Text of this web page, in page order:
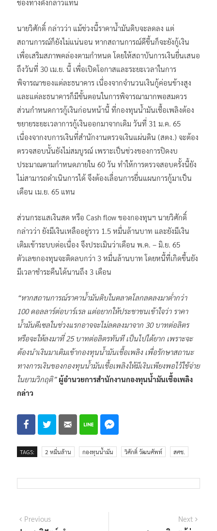
ช่องทางดังกล่าวแทน
นายวิศักดิ์ กล่าวว่า แม้ช่วงนี้ราคาน้ำมันดิบจะลดลง แต่
สถานการณ์ก็ยังไม่แน่นอน หากสถานการณ์ดีขึ้นก็จะยังกู้เงิน
เพื่อเสริมสภาพคล่องตามกำหนด โดยให้สถาบันการเงินยื่นเสนอ
ถึงวันที่ 30 เม.ย. นี้ เพื่อเปิดโอกาสและระยะเวลาในการ
พิจารณาของแต่ละธนาคาร เนื่องจากจำนวนเงินกู้ค่อนข้างสูง
และแต่ละธนาคารก็มีขั้นตอนในการพิจารณามากพอสมควร
ส่วนกำหนดการกู้เงินก่อนหน้านี้ ที่กองทุนน้ำมันเชื้อเพลิงต้อง
ขยายระยะเวลาการกู้เงินออกมาจากเดิม วันที่ 31 ม.ค. 65
เนื่องจากงบการเงินที่สำนักงานตรวจเงินแผ่นดิน (สตง.) จะต้อง
ตรวจสอบนั้นยังไม่สมบูรณ์ เพราะเป็นช่วงของการปิดงบ
ประมาณตามกำหนดภายใน 60 วัน ทำให้การตรวจสอบครั้งนี้ยัง
ไม่สามารถดำเนินการได้ จึงต้องเลื่อนการยื่นแผนการกู้มาเป็น
เดือน เม.ย. 65 แทน
ส่วนกระแสเงินสด หรือ Cash flow ของกองทุนฯ นายวิศักดิ์
กล่าวว่า ยังมีเงินเหลืออยู่ราว 1.5 หมื่นล้านบาท และยังมีเงิน
เติมเข้าระบบต่อเนื่อง จึงประเมินว่าเดือน พ.ค. – มิ.ย. 65
ตัวเลขกองทุนจะติดลบกว่า 3 หมื่นล้านบาท โดยหนี้ที่เกิดขึ้นยัง
มีเวลาชำระคืนได้นานถึง 3 เดือน
“หากสถานการณ์ราคาน้ำมันดิบในตลาดโลกลดลงมาต่ำกว่า
100 ดอลลาร์ต่อบาร์เรล แต่อยากให้ประชาชนเข้าใจว่า ราคา
น้ำมันดีเซลในช่วงแรกอาจจะไม่ลดลงมาจาก 30 บาทต่อลิตร
หรือจะให้ลงมาที่ 25 บาทต่อลิตรทันที เป็นไปได้ยาก เพราะจะ
ต้องนำเงินมาเติมเข้ากองทุนน้ำมันเชื้อเพลิง เพื่อรักษาสถานะ
ทางการเงินของกองทุนน้ำมันเชื้อเพลิงให้มีเงินเพียงพอไว้ใช้จ่าย
ในยามวิกฤติ” ผู้อำนวยการสำนักงานกองทุนน้ำมันเชื้อเพลิง
กล่าว
TAGS: 2 หมื่นล้าน กองทุนน้ำมัน วิศักดิ์ วัฒนศัพท์ สศช.
แนะแนว
PreviousPrevious
Next